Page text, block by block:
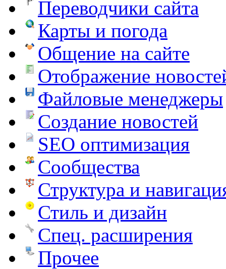
Переводчики сайта
Карты и погода
Общение на сайте
Отображение
Файловые менеджеры
Создание новостей
SEO оптимизация
Сообщества
Структура и
Стиль и дизайн
Спец. расширения
Прочее